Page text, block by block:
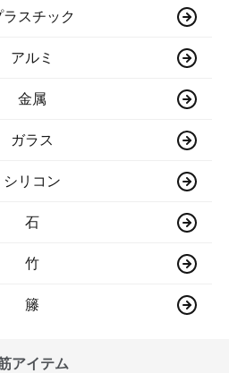
ラスチック
アルミ
金属
ガラス
シリコン
石
竹
籐
アイテム